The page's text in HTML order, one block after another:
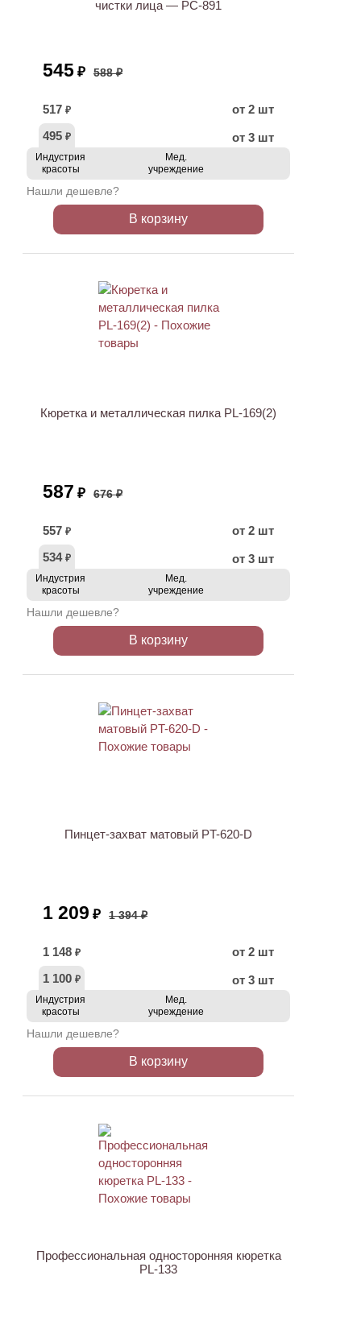
чистки лица — PC-891
545 ₽ 588 ₽
517 ₽
от 2 шт
495 ₽ от 3 шт
Индустрия
красоты
Мед.
учреждение
Нашли дешевле?
В корзину
Кюретка и металлическая пилка PL-169(2)
587 ₽ 676 ₽
557 ₽
от 2 шт
534 ₽ от 3 шт
Индустрия
красоты
Мед.
учреждение
Нашли дешевле?
В корзину
Пинцет-захват матовый PT-620-D
1 209 ₽ 1 394 ₽
1 148 ₽
от 2 шт
1 100 ₽ от 3 шт
Индустрия
красоты
Мед.
учреждение
Нашли дешевле?
В корзину
Профессиональная односторонняя кюретка
PL-133